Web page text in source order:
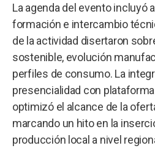
La agenda del evento incluyó
formación e intercambio
de la actividad disertaron
sostenible, evolución
perfiles de consumo. La
presencialidad con
optimizó el alcance de la
marcando un hito en la
producción local a nivel